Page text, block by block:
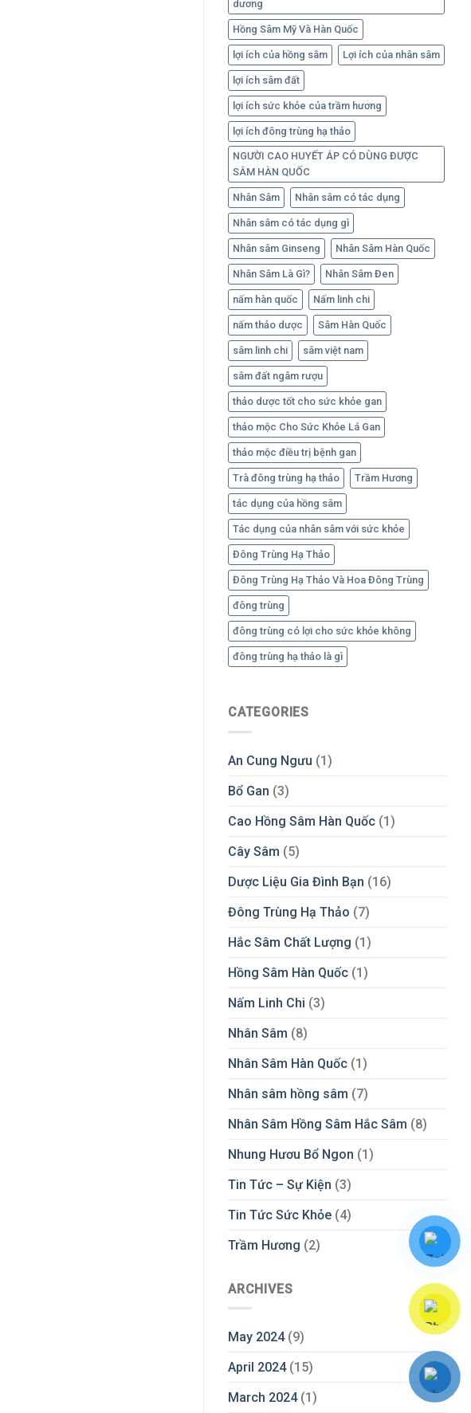
dương
Hồng Sâm Mỹ Và Hàn Quốc
lợi ích của hồng sâm Lợi ích của nhân sâm
lợi ích sâm đất
lợi ích sức khỏe của trầm hương
lợi ích đông trùng hạ thảo
NGƯỜI CAO HUYẾT ÁP CÓ DÙNG ĐƯỢC
SÂM HÀN QUỐC
Nhân Sâm Nhân sâm có tác dụng
Nhân sâm có tác dụng gì
Nhân sâm Ginseng Nhân Sâm Hàn Quốc
Nhân Sâm Là Gì? Nhân Sâm Đen
nấm hàn quốc Nấm linh chi
nấm thảo dược Sâm Hàn Quốc
sâm linh chi sâm việt nam
sâm đất ngâm rượu
thảo dược tốt cho sức khỏe gan
thảo mộc Cho Sức Khỏe Lá Gan
thảo mộc điều trị bệnh gan
Trà đông trùng hạ thảo Trầm Hương
tác dụng của hồng sâm
Tác dụng của nhân sâm với sức khỏe
Đông Trùng Hạ Thảo
Đông Trùng Hạ Thảo Và Hoa Đông Trùng
đông trùng
đông trùng có lợi cho sức khỏe không
đông trùng hạ thảo là gì
CATEGORIES
An Cung Ngưu (1)
Bổ Gan (3)
Cao Hồng Sâm Hàn Quốc (1)
Cây Sâm (5)
Dược Liệu Gia Đình Bạn (16)
Đông Trùng Hạ Thảo (7)
Hắc Sâm Chất Lượng (1)
Hồng Sâm Hàn Quốc (1)
Nấm Linh Chi (3)
Nhân Sâm (8)
Nhân Sâm Hàn Quốc (1)
Nhân sâm hồng sâm (7)
Nhân Sâm Hồng Sâm Hắc Sâm (8)
Nhung Hươu Bổ Ngon (1)
Tin Tức – Sự Kiện (3)
Tin Tức Sức Khỏe (4)
Trầm Hương (2)
ARCHIVES
May 2024(9)
April 2024(15)
March 2024(1)